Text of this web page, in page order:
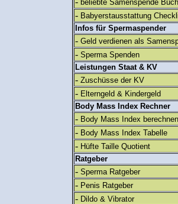
beliebte Samenspende
- Babyerstausstattung
Infos für Spermaspender
- Geld verdienen als
- Sperma Spenden
Leistungen Staat & KV
- Zuschüsse der KV
- Elterngeld & Kindergeld
Body Mass Index Rechner
- Body Mass Index berechnen
- Body Mass Index Tabelle
- Hüfte Taille Quotient
Ratgeber
- Sperma Ratgeber
- Penis Ratgeber
- Dildo & Vibrator